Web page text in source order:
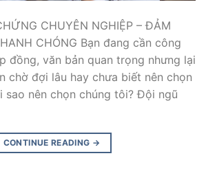
CHUYÊN NGHIỆP – ĐẢM
CHÓNG Bạn đang cần công
đồng, văn bản quan trọng nhưng lại
chờ đợi lâu hay chưa biết nên chọn
sao nên chọn chúng tôi? Đội ngũ
CONTINUE READING →